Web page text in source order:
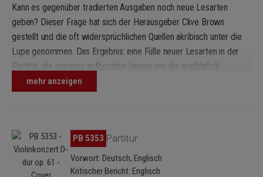
Kann es gegenüber tradierten Ausgaben noch neue Lesarten
geben? Dieser Frage hat sich der Herausgeber Clive Brown
gestellt und die oft widersprüchlichen Quellen akribisch unter die
Lupe genommen. Das Ergebnis: eine Fülle neuer Lesarten in der
Partitur, die genauso aufhorchen lassen wie die ausführlich
kommentierte Ausgabe für Violine und Klavier. Besonderes
Augenmerk verdient das Soloinstrument. Die Ausgabe enthält
Franz Clement, den Uraufführungsinterpreten und die Wiener
Aufführungstradition zu Beethovens Zeit zurückgehen. Eine
Fundgrube für heutige Interpreten, ein Füllhorn mit Anregungen zu
mehr anzeigen
Bildergalerie überspringen
PB 5353 Partitur
Vorwort: Deutsch, Englisch
Kritischer Bericht: Englisch